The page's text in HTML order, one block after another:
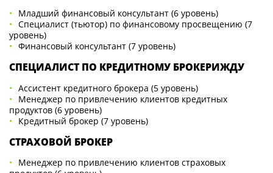
Младший финансовый консультант (6 уровень)
Специалист (тьютор) по финансовому просвещению (7
уровень)
Финансовый консультант (7 уровень)
СПЕЦИАЛИСТ ПО КРЕДИТНОМУ БРОКЕРИЖДУ
Ассистент кредитного брокера (5 уровень)
Менеджер по привлечению клиентов кредитных
продуктов (6 уровень)
Кредитный брокер (7 уровень)
СТРАХОВОЙ БРОКЕР
Менеджер по привлечению клиентов страховых